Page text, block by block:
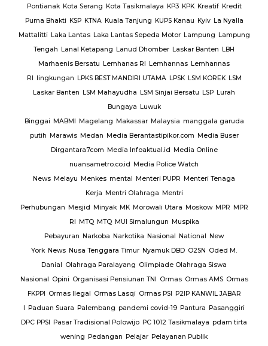
Pontianak Kota Serang Kota Tasikmalaya KP3 KPK Kreatif Kredit
Purna Bhakti KSP KTNA Kuala Tanjung KUPS Kanau Kyiv La Nyalla
Mattalitti Laka Lantas Laka Lantas Sepeda Motor Lampung Lampung
Tengah Lanal Ketapang Lanud Dhomber Laskar Banten LBH
Marhaenis Bersatu Lemhanas RI Lemhannas Lemhannas
RI lingkungan LPKS BEST MANDIRI UTAMA LPSK LSM KOREK LSM
Laskar Banten LSM Mahayudha LSM Sinjai Bersatu LSP Lurah
Bungaya Luwuk
Binggai MABMI Magelang Makassar Malaysia manggala garuda
putih Marawis Medan Media Berantastipikor.com Media Buser
Dirgantara7com Media Infoaktual.id Media Online
nuansametro.co.id Media Police Watch
News Melayu Menkes mental Menteri PUPR Menteri Tenaga
Kerja Mentri Olahraga Mentri
Perhubungan Mesjid Minyak MK Morowali Utara Moskow MPR MPR
RI MTQ MTQ MUI Simalungun Muspika
Pebayuran Narkoba Narkotika Nasional National New
York News Nusa Tenggara Timur Nyamuk DBD O2SN Oded M.
Danial Olahraga Paralayang Olimpiade Olahraga Siswa
Nasional Opini Organisasi Pensiunan TNI Ormas Ormas AMS Ormas
FKPPI Ormas Ilegal Ormas Lasqi Ormas PSI P2IP KANWIL JABAR
I Paduan Suara Palembang pandemi covid-19 Pantura Pasanggiri
DPC PPSI Pasar Tradisional Polowijo PC 1012 Tasikmalaya pdam tirta
wening Pedangan Pelajar Pelayanan Publik